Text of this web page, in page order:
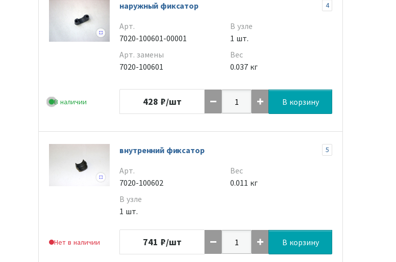
В наличии
наружный фиксатор 4
Арт.
7020-100601-00001
Арт. замены
7020-100601
В узле
1 шт.
Вес
0.037 кг
428 ₽/шт В корзину
Нет в наличии
внутренний фиксатор 5
Арт.
7020-100602
В узле
1 шт.
Вес
0.011 кг
741 ₽/шт В корзину